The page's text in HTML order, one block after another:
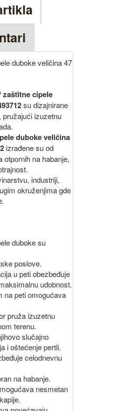
duboke veličina 47
cipele
su dizajnirane
pružajući izuzetnu
duboke veličina
izrađene su od
otpornih na habanje,
industriji,
okruženjima gde
duboke su
poslove.
u peti obezbeđuje
udobnost.
peti omogućava
pruža izuzetnu
terenu.
slučajno
i oštećenje pertli.
celodnevnu
na habanje.
nesmetan